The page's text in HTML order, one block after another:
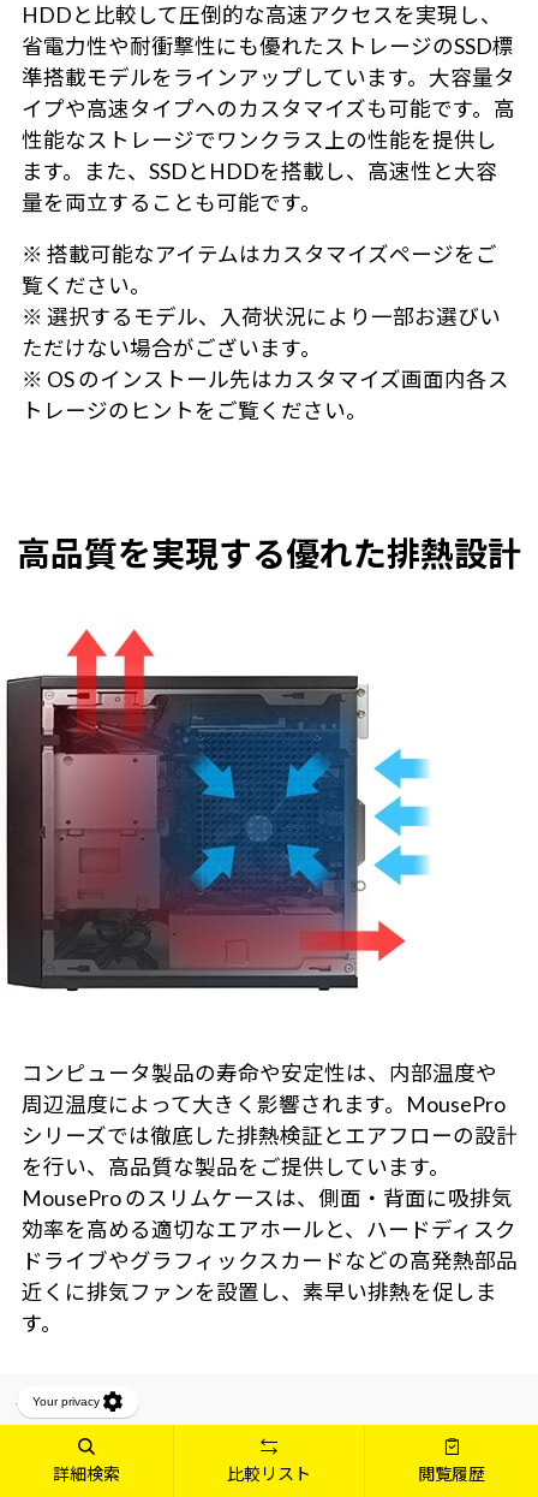
HDDと比較して圧倒的な高速アクセスを実現し、
省電力性や耐衝撃性にも優れたストレージのSSD標
準搭載モデルをラインアップしています。大容量タ
イプや高速タイプへのカスタマイズも可能です。高
性能なストレージでワンクラス上の性能を提供し
ます。また、SSDとHDDを搭載し、高速性と大容
量を両立することも可能です。
※ 搭載可能なアイテムはカスタマイズページをご
覧ください。
※ 選択するモデル、入荷状況により一部お選びい
ただけない場合がございます。
※ OS のインストール先はカスタマイズ画面内各ス
トレージのヒントをご覧ください。
高品質を実現する優れた排熱設計
コンピュータ製品の寿命や安定性は、内部温度や
周辺温度によって大きく影響されます。MousePro
シリーズでは徹底した排熱検証とエアフローの設計
を行い、高品質な製品をご提供しています。
MousePro のスリムケースは、側面・背面に吸排気
効率を高める適切なエアホールと、ハードディスク
ドライブやグラフィックスカードなどの高発熱部品
近くに排気ファンを設置し、素早い排熱を促しま
す。
メディア掲載実績
2026.08.07（金）
米国メジャーリーグ（MLB）ロサンゼルス・ドジャース戦 バックネ
詳細検索 比較リスト 閲覧履歴